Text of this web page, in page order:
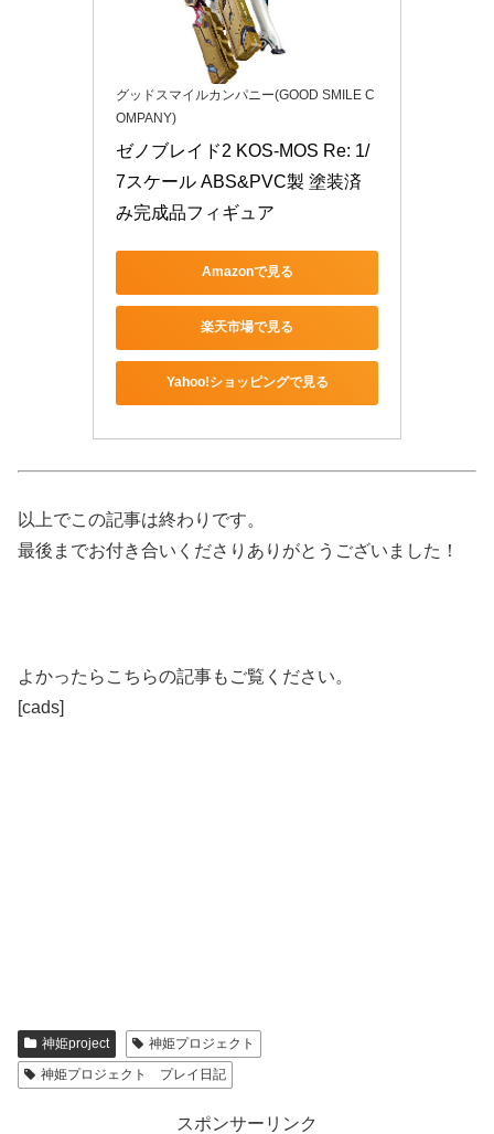
グッドスマイルカンパニー(GOOD SMILE C
OMPANY)
ゼノブレイド2 KOS-MOS Re: 1/
7スケール ABS&PVC製 塗装済
み完成品フィギュア
Amazonで見る
楽天市場で見る
Yahoo!ショッピングで見る
以上でこの記事は終わりです。
最後までお付き合いくださりありがとうございました！
よかったらこちらの記事もご覧ください。
[cads]
神姫project
神姫プロジェクト
神姫プロジェクト プレイ日記
スポンサーリンク